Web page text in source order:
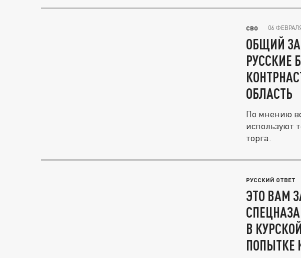
СВО 06
ОБЩИЙ
РУССКИЕ
ОБЛАСТЬ
По мнению
используют
торга.
РУССКИЙ ОТВЕТ
ЭТО ВАМ
В
ПОПЫТКЕ